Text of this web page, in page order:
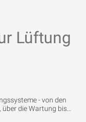
Lüftung
- von den
die Wartung bis